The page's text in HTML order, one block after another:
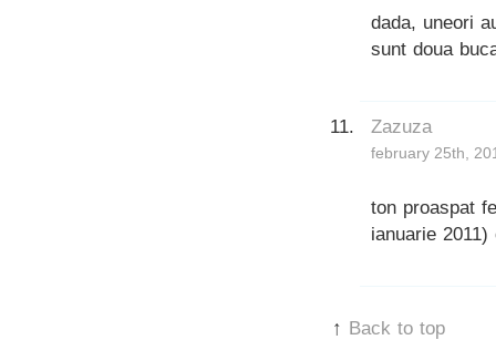
dada, uneori
sunt doua
Zazuza
february 25th,
ton proaspat
ianuarie
↑ Back to top